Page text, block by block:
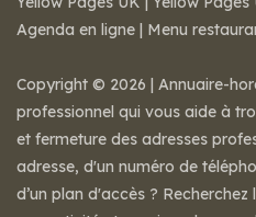
Agenda en ligne | Menu
Copyright © 2026 | Annuaire-
professionnel qui vous aide à
et fermeture des adresses
adresse, d'un numéro de
d’un plan d'accès ?